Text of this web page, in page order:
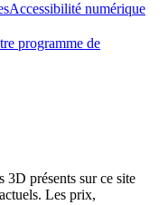
Accessibilité numérique
programme de
3D présents sur ce site
Les prix,